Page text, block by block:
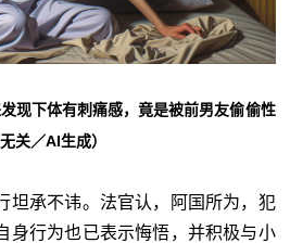
现下体有刺痛感，竟是被前男友偷偷性
关／AI生成）
坦承不讳。法官认，阿国所为，犯
身行为也已表示悔悟，并积极与小